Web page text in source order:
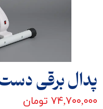
پدال برقی دست
۷۴,۷۰۰,۰۰۰ تومان